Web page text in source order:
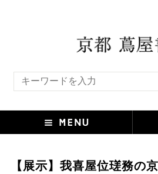
【展示】我喜屋位瑳務の